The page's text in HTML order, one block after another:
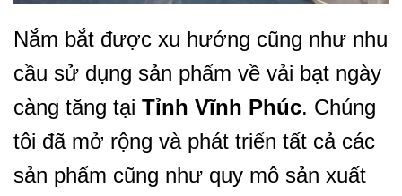
Nắm bắt được xu hướng cũng như nhu
cầu sử dụng sản phẩm về vải bạt ngày
càng tăng tại Tỉnh Vĩnh Phúc. Chúng
tôi đã mở rộng và phát triển tất cả các
sản phẩm cũng như quy mô sản xuất